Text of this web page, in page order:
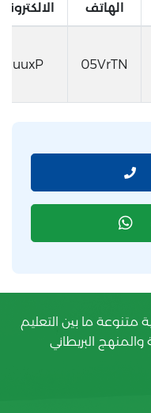
الهاتف
الالكتروني
05VrTN
uuxP
ما بين التعليم
البريطاني